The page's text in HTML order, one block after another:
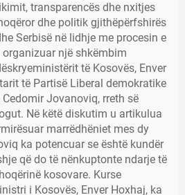
transparencës dhe nxitjes
dhe politik gjithëpërfshirës
Serbisë në lidhje me procesin e
organizuar një shkëmbim
të Kosovës, Enver
të Partisë Liberal demokratike
Cedomir Jovanoviq, rreth së
Në këtë diskutim u artikulua
marrëdhëniet mes dy
ka potencuar se është kundër
që do të nënkuptonte ndarje të
kosovare. Kurse
i Kosovës, Enver Hoxhaj, ka